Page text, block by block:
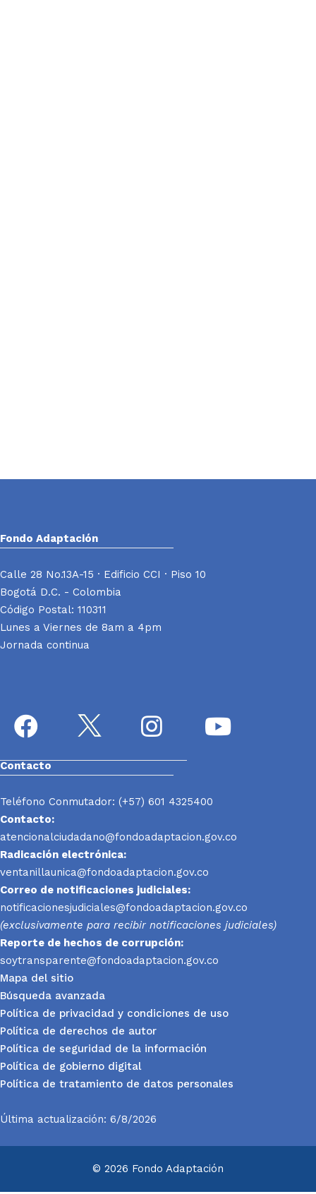
Fondo Adaptación
Calle 28 No.13A-15 · Edificio CCI · Piso 10
Bogotá D.C. - Colombia
Código Postal: 110311
Lunes a Viernes de 8am a 4pm
Jornada continua
Contacto
Teléfono Conmutador: (+57) 601 4325400
Contacto:
atencionalciudadano@fondoadaptacion.gov.co
Radicación electrónica:
ventanillaunica@fondoadaptacion.gov.co
Correo de notificaciones judiciales:
notificacionesjudiciales@fondoadaptacion.gov.co
(exclusivamente para recibir notificaciones judiciales)
Reporte de hechos de corrupción:
soytransparente@fondoadaptacion.gov.co
Mapa del sitio
Búsqueda avanzada
Política de privacidad y condiciones de uso
Política de derechos de autor
Política de seguridad de la información
Política de gobierno digital
Política de tratamiento de datos personales
Última actualización: 6/8/2026
© 2026 Fondo Adaptación